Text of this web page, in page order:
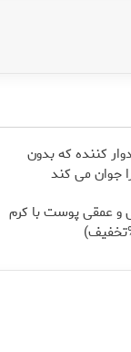
کننده که بدون
جوان می کند
عمقی پوست با کرم